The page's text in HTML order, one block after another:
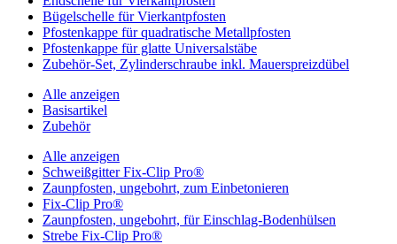
Bügelschelle für Vierkantpfosten
Pfostenkappe für quadratische Metallpfosten
Pfostenkappe für glatte Universalstäbe
Zubehör-Set, Zylinderschraube inkl. Mauerspreizdübel
Alle anzeigen
Basisartikel
Zubehör
Alle anzeigen
Schweißgitter Fix-Clip Pro®
Zaunpfosten, ungebohrt, zum Einbetonieren
Fix-Clip Pro®
Zaunpfosten, ungebohrt, für Einschlag-Bodenhülsen
Strebe Fix-Clip Pro®